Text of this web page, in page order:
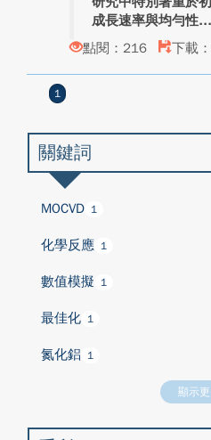
成長速率與均勻性...
點閱：216
下載
1
關鍵詞
MOCVD 1
化學反應 1
數值模擬 1
最佳化 1
氮化鋁 1
顯示